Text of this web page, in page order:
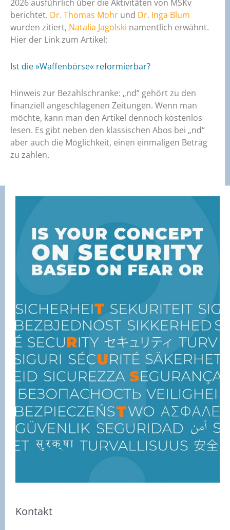
2026 ausführlich über die Aktivitäten von MSKv
berichtet. Dr. Thomas Mohr und Dr. Inga Blum
wurden zitiert, Natalia Jagolski namentlich erwähnt.
Hier der Link zum Artikel:
Ist die »Waffenbörse« reformierbar?
Hinweis zur Bezahlschranke: „nd“ gehört zu den
finanziell angeschlagenen Zeitungen. Wenn man
möchte, kann man den Artikel dennoch kostenlos
lesen. Es gibt neben den klassischen Abos bei „nd“
aber auch die Möglichkeit, einen einmaligen Betrag
zu zahlen.
Kontakt